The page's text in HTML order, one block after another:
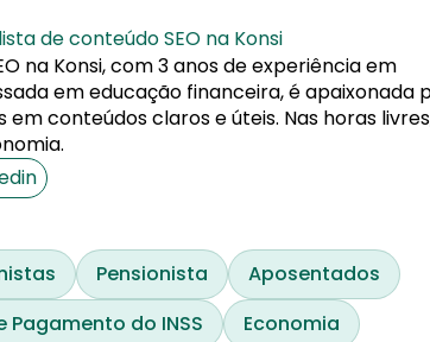
de conteúdo SEO na Konsi
na Konsi, com 3 anos de experiência em
em educação financeira, é apaixonada
conteúdos claros e úteis. Nas horas
Pensionista
Aposentados
Pagamento do INSS
Economia